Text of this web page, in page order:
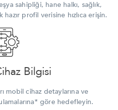
sahipliği, hane halkı, sağlık,
profil verisine hızlıca erişin.
Bilgisi
mobil cihaz detaylarına ve
göre hedefleyin.